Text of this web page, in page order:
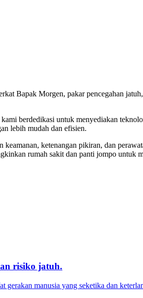
Bapak Morgen, pakar pencegahan
berdedikasi untuk menyediakan
lebih mudah dan efisien.
ketenangan pikiran, dan
rumah sakit dan panti jompo untuk
risiko jatuh.
manusia yang seketika dan